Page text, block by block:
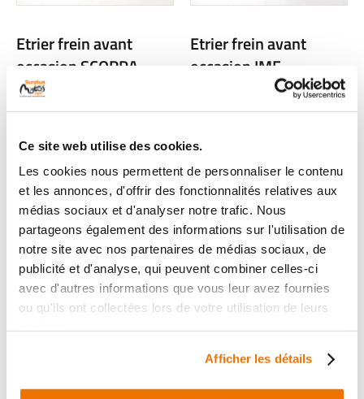
Ce site web utilise des cookies.
Les cookies nous permettent de personnaliser le contenu
et les annonces, d'offrir des fonctionnalités relatives aux
médias sociaux et d'analyser notre trafic. Nous
partageons également des informations sur l'utilisation de
notre site avec nos partenaires de médias sociaux, de
publicité et d'analyse, qui peuvent combiner celles-ci
avec d'autres informations que vous leur avez fournies
ou qu'ils ont collectées lors de votre utilisation de leurs
Afficher les détails
Etrier frein avant
occasion SCORPA
FACTORY RACING 12
2025
1 en stock
39,90 € TTC
Voir
Etrier frein avant
occasion IMF
ULTIMATT 2024
1 en stock
39
Voir